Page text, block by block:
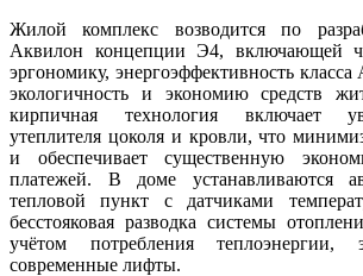
Жилой комплекс возводится по
Аквилон концепции Э4, включающей
эргономику, энергоэффективность
экологичность и экономию средств
кирпичная технология включает
утеплителя цоколя и кровли, что
и обеспечивает существенную
платежей. В доме устанавливаются
тепловой пункт с датчиками
бесстояковая разводка системы
учётом потребления теплоэнергии,
современные лифты.